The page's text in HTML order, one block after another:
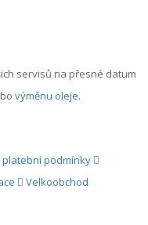
servisů na přesné datum
výměnu oleje.
podmínky
Velkoobchod